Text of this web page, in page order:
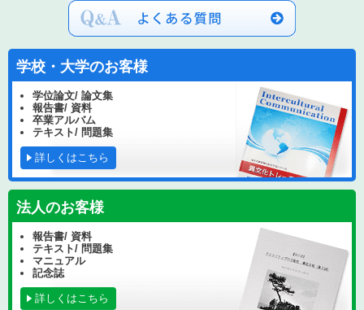
学校・大学のお客様
学位論文/ 論文集
報告書/ 資料
卒業アルバム
テキスト/ 問題集
詳しくはこちら
法人のお客様
報告書/ 資料
テキスト/ 問題集
マニュアル
記念誌
詳しくはこちら